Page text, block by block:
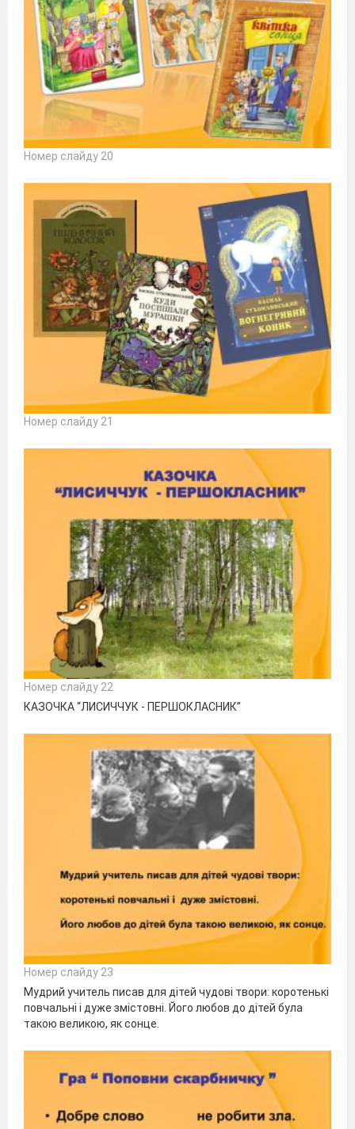
Номер слайду 20
Номер слайду 21
Номер слайду 22
КАЗОЧКА “ЛИСИЧЧУК - ПЕРШОКЛАСНИК”
Номер слайду 23
Мудрий учитель писав для дітей чудові твори: коротенькі
повчальні і дуже змістовні. Його любов до дітей була
такою великою, як сонце.